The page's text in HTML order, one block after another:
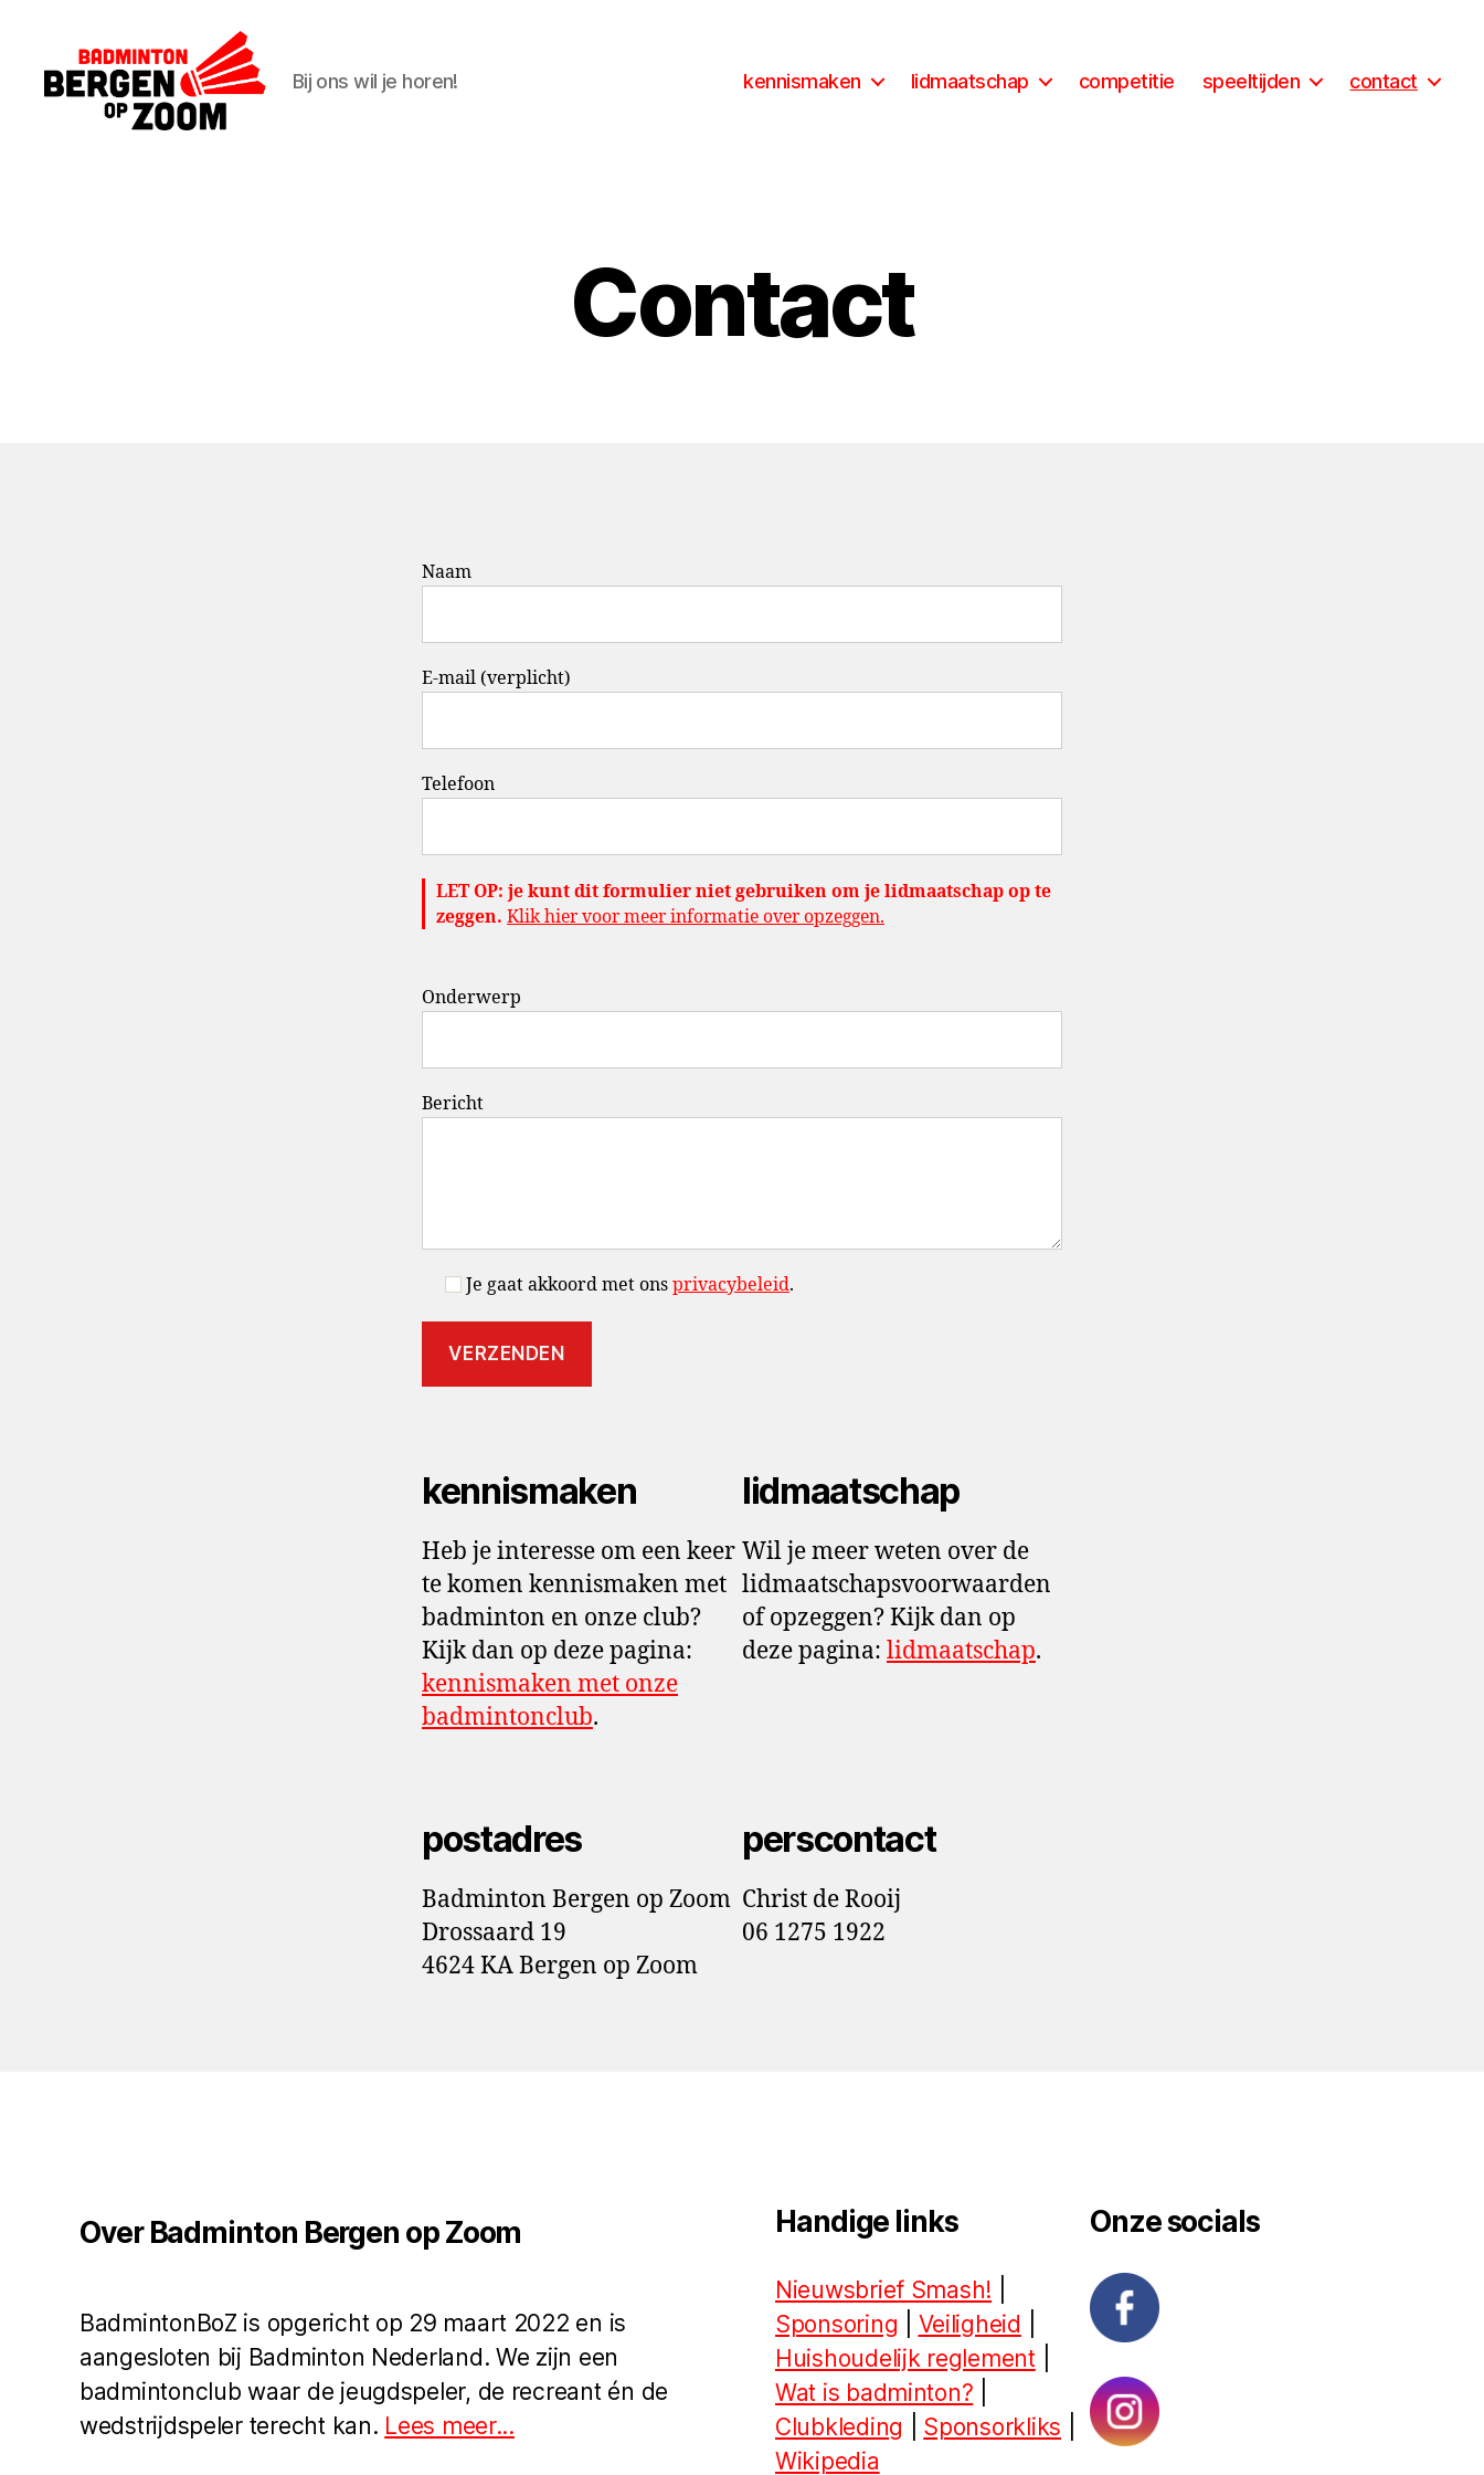
Bij ons wil je horen! kennismaken lidmaatschap competitie speeltijden contact
Contact
Naam
E-mail (verplicht)
Telefoon
LET OP: je kunt dit formulier niet gebruiken om je lidmaatschap op te
zeggen. Klik hier voor meer informatie over opzeggen.
Onderwerp
Bericht
Je gaat akkoord met ons privacybeleid.
kennismaken
Heb je interesse om een keer
te komen kennismaken met
badminton en onze club?
Kijk dan op deze pagina:
kennismaken met onze
badmintonclub.
lidmaatschap
Wil je meer weten over de
lidmaatschapsvoorwaarden
of opzeggen? Kijk dan op
deze pagina: lidmaatschap.
postadres
Badminton Bergen op Zoom
Drossaard 19
4624 KA Bergen op Zoom
perscontact
Christ de Rooij
06 1275 1922
Over Badminton Bergen op Zoom
BadmintonBoZ is opgericht op 29 maart 2022 en is
aangesloten bij Badminton Nederland. We zijn een
badmintonclub waar de jeugdspeler, de recreant én de
wedstrijdspeler terecht kan. Lees meer...
Handige links
Nieuwsbrief Smash!
Sponsoring
Veiligheid
Huishoudelijk reglement
Wat is badminton?
Clubkleding
Sponsorkliks
Wikipedia
Onze socials